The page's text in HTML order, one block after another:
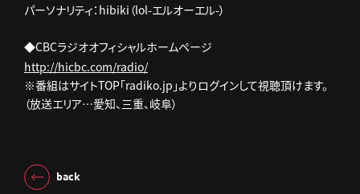
パーソナリティ：hibiki（lol-エルオーエル-）
◆CBCラジオオフィシャルホームページ
http://hicbc.com/radio/
※番組はサイトTOP「radiko.jp」よりログインして視聴頂けます。
（放送エリア…愛知、三重、岐阜）
back